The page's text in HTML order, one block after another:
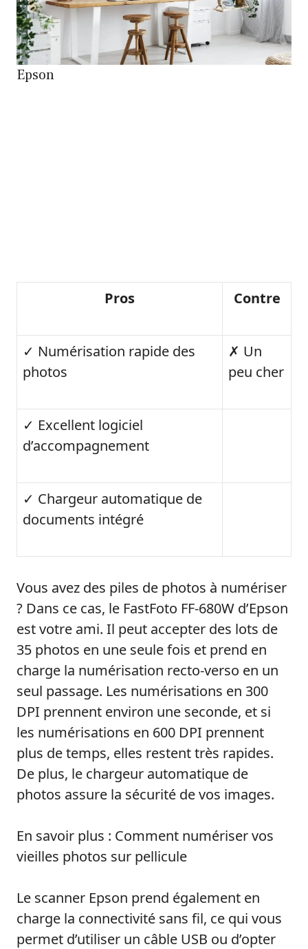
Epson
Pros Contre
✓ Numérisation rapide des
photos
✗ Un
peu cher
✓ Excellent logiciel
d’accompagnement
✓ Chargeur automatique de
documents intégré
Vous avez des piles de photos à numériser
? Dans ce cas, le FastFoto FF-680W d’Epson
est votre ami. Il peut accepter des lots de
35 photos en une seule fois et prend en
charge la numérisation recto-verso en un
seul passage. Les numérisations en 300
DPI prennent environ une seconde, et si
les numérisations en 600 DPI prennent
plus de temps, elles restent très rapides.
De plus, le chargeur automatique de
photos assure la sécurité de vos images.
En savoir plus : Comment numériser vos
vieilles photos sur pellicule
Le scanner Epson prend également en
charge la connectivité sans fil, ce qui vous
permet d’utiliser un câble USB ou d’opter